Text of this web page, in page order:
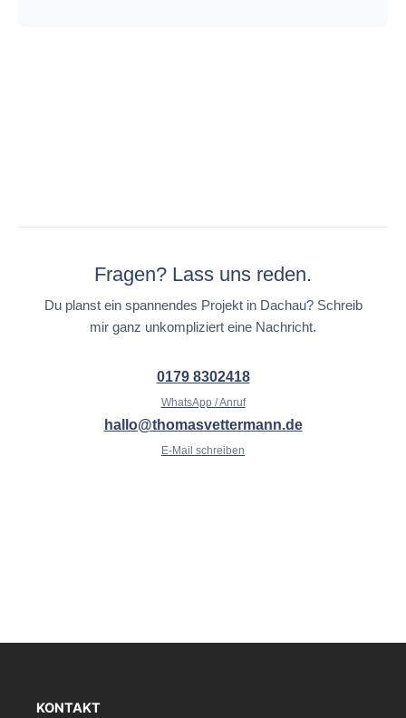
Fragen? Lass uns reden.
Du planst ein spannendes Projekt in Dachau? Schreib
mir ganz unkompliziert eine Nachricht.
0179 8302418
WhatsApp / Anruf
hallo@thomasvettermann.de
E-Mail schreiben
KONTAKT